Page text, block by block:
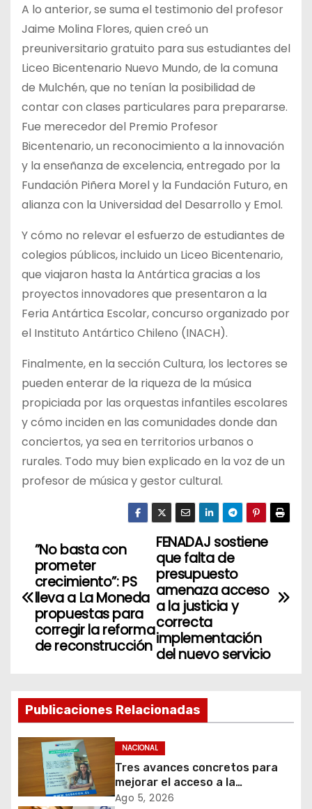
A lo anterior, se suma el testimonio del profesor
Jaime Molina Flores, quien creó un
preuniversitario gratuito para sus estudiantes del
Liceo Bicentenario Nuevo Mundo, de la comuna
de Mulchén, que no tenían la posibilidad de
contar con clases particulares para prepararse.
Fue merecedor del Premio Profesor
Bicentenario, un reconocimiento a la innovación
y la enseñanza de excelencia, entregado por la
Fundación Piñera Morel y la Fundación Futuro, en
alianza con la Universidad del Desarrollo y Emol.
Y cómo no relevar el esfuerzo de estudiantes de
colegios públicos, incluido un Liceo Bicentenario,
que viajaron hasta la Antártica gracias a los
proyectos innovadores que presentaron a la
Feria Antártica Escolar, concurso organizado por
el Instituto Antártico Chileno (INACH).
Finalmente, en la sección Cultura, los lectores se
pueden enterar de la riqueza de la música
propiciada por las orquestas infantiles escolares
y cómo inciden en las comunidades donde dan
conciertos, ya sea en territorios urbanos o
rurales. Todo muy bien explicado en la voz de un
profesor de música y gestor cultural.
N
v
a
c
FENADAJ sostiene
que falta de
presupuesto
amenaza acceso
a la justicia y
correcta
implementación
del nuevo servicio
”No basta con
prometer
crecimiento”: PS
lleva a La Moneda
propuestas para
corregir la reforma
de reconstrucción
Publicaciones Relacionadas
NACIONAL
Tres avances concretos para
mejorar el acceso a la
información y proteger los
Ago 5, 2026